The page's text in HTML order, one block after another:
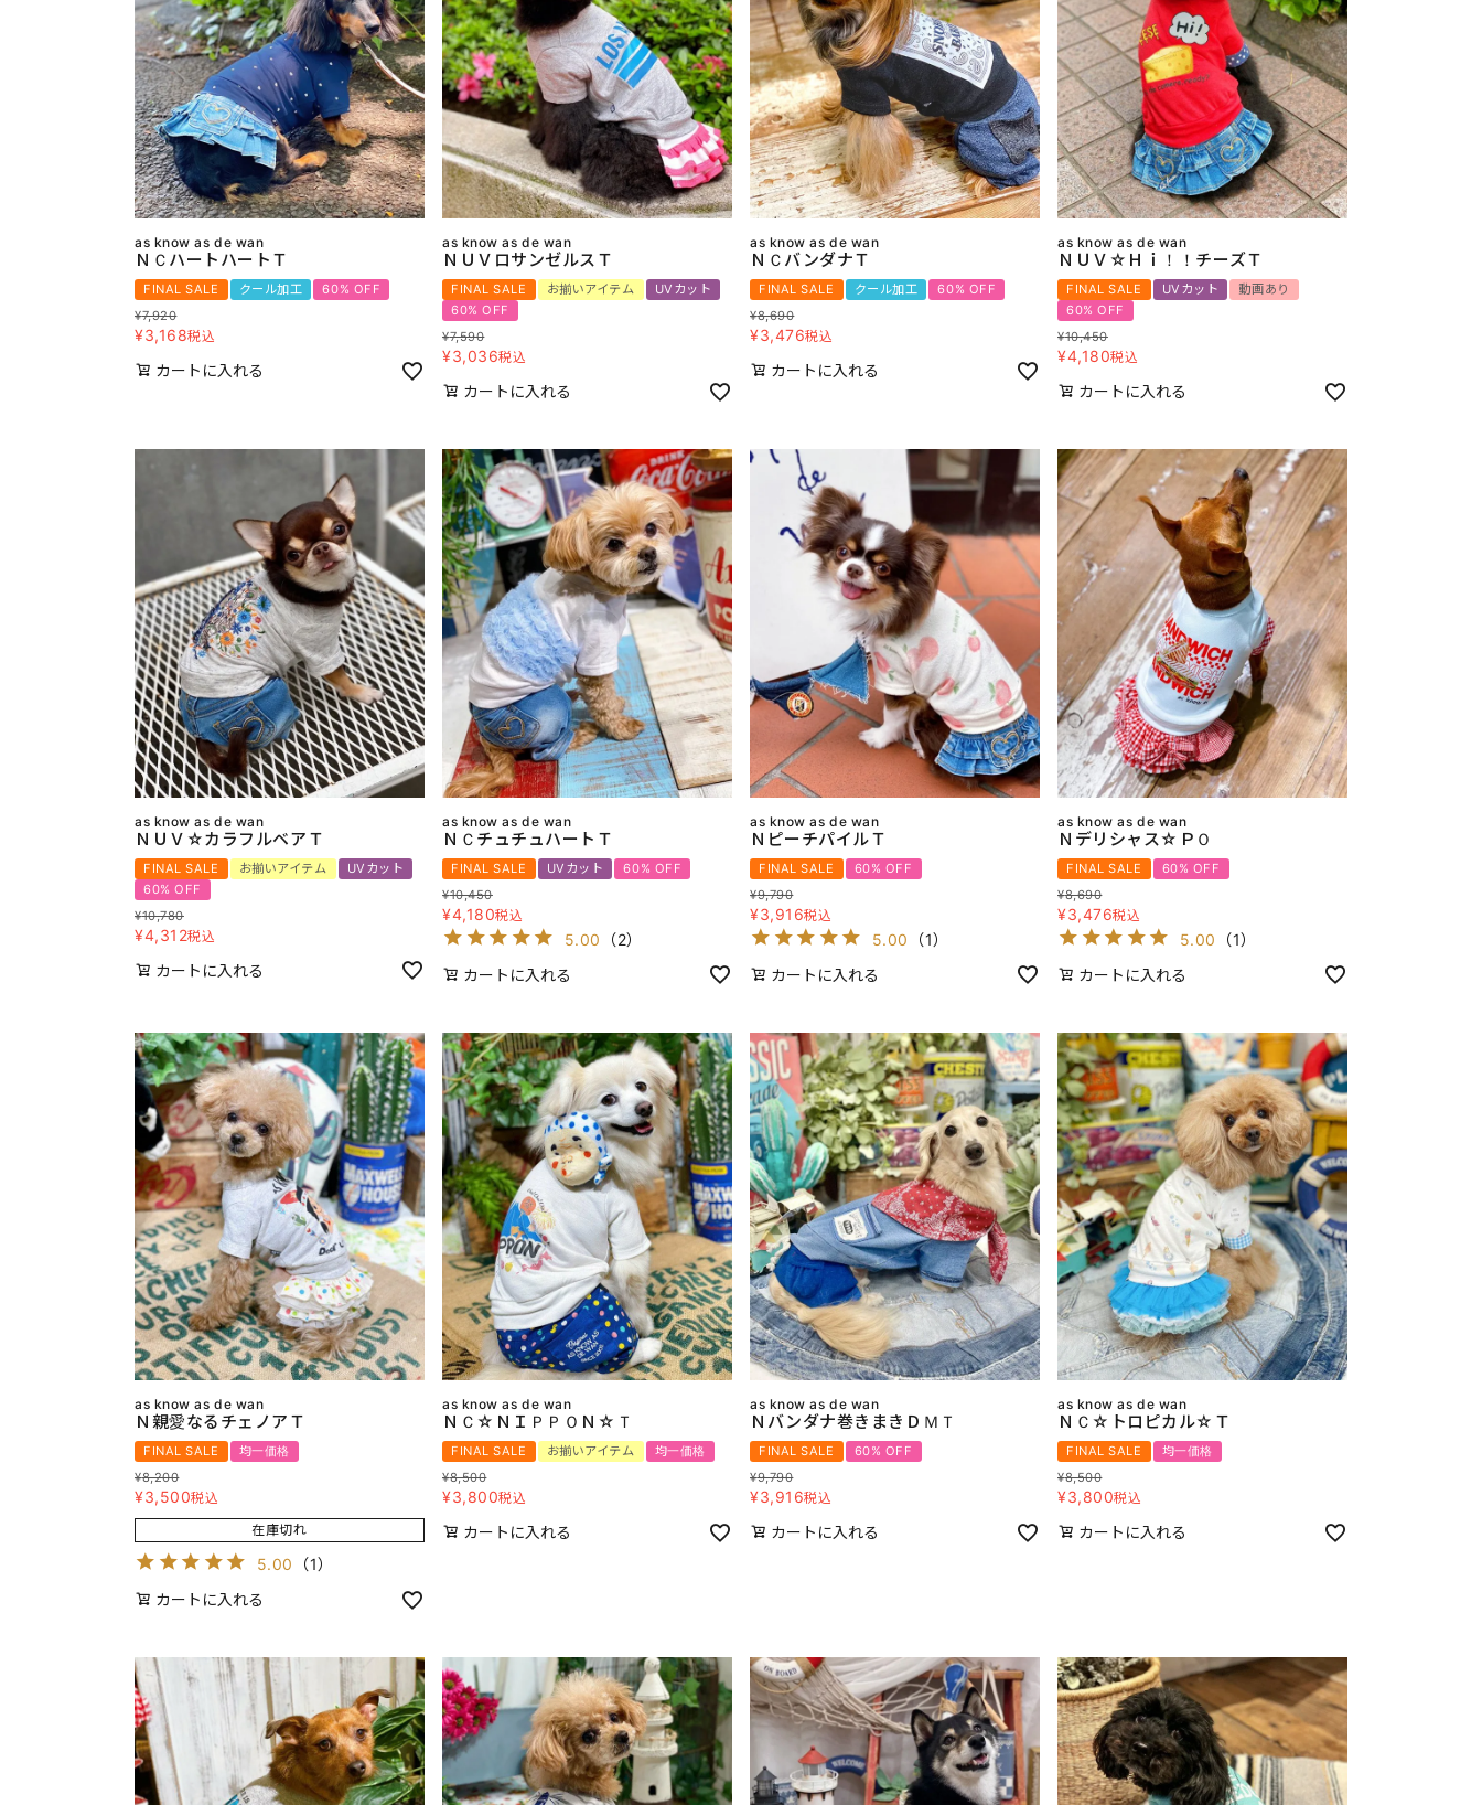
as know as de wan
ＮＣハートハートＴ
FINAL SALE クール加工
60% OFF
¥7,920
¥3,168税込
カートに入れる
as know as de wan
ＮＵＶロサンゼルスＴ
FINAL SALE お揃いアイテム
UVカット
60% OFF
¥7,590
¥3,036税込
カートに入れる
as know as de wan
ＮＣバンダナＴ
FINAL SALE クール加工
60% OFF
¥8,690
¥3,476税込
カートに入れる
as know as de wan
ＮＵＶ☆Ｈｉ！！チーズＴ
FINAL SALE UVカット
動画あり
60% OFF
¥10,450
¥4,180税込
カートに入れる
as know as de wan
ＮＵＶ☆カラフルベアＴ
FINAL SALE お揃いアイテム
UVカット
60% OFF
¥10,780
¥4,312税込
カートに入れる
as know as de wan
ＮＣチュチュハートＴ
FINAL SALE UVカット
60% OFF
¥10,450
¥4,180税込
5.00 （2）
カートに入れる
as know as de wan
ＮピーチパイルＴ
FINAL SALE
60% OFF
¥9,790
¥3,916税込
5.00 （1）
カートに入れる
as know as de wan
Ｎデリシャス☆ＰＯ
FINAL SALE
60% OFF
¥8,690
¥3,476税込
5.00 （1）
カートに入れる
as know as de wan
Ｎ親愛なるチェノアＴ
FINAL SALE
均一価格
¥8,200
¥3,500税込
在庫切れ
5.00 （1）
カートに入れる
as know as de wan
ＮＣ☆ＮＩＰＰＯＮ☆Ｔ
FINAL SALE お揃いアイテム
均一価格
¥8,500
¥3,800税込
カートに入れる
as know as de wan
Ｎバンダナ巻きまきＤＭＴ
FINAL SALE
60% OFF
¥9,790
¥3,916税込
カートに入れる
as know as de wan
ＮＣ☆トロピカル☆Ｔ
FINAL SALE
均一価格
¥8,500
¥3,800税込
カートに入れる